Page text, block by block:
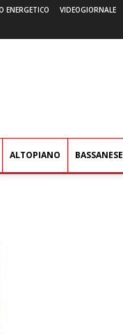
ENERGETICO VIDEOGIORNALE
ALTOPIANO BASSANESE